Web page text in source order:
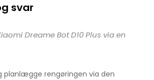
svar
Dreame Bot D10 Plus via en
planlægge rengøringen via den